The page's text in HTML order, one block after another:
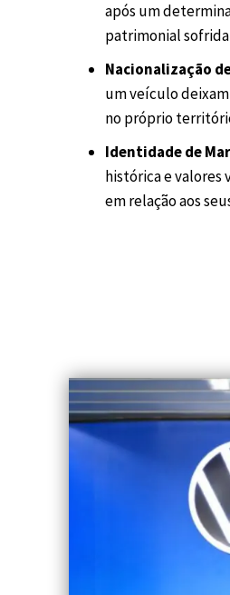
após um
patrimonial
Nacionalização
um veículo
no próprio
Identidade de
histórica e valores
em relação aos